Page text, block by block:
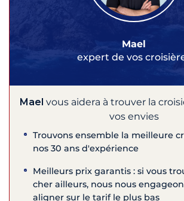
Mael
expert de vos
Mael vous aidera à trouver la
vos envies
Trouvons ensemble la meilleure
nos 30 ans d'expérience
Meilleurs prix garantis : si vous
cher ailleurs, nous nous
aligner sur le tarif le plus bas